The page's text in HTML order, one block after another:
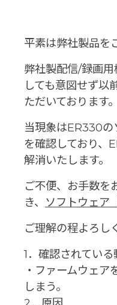
平素は弊社製品を
弊社製配信/録画
しても意図せず以
ただいております。
当現象はER330の
を確認しており、
解消いたします。
ご不便、お手数を
き、 ソフトウェア
ご理解の程よろし
1．確認されてい
・ファームウェア
しまう。